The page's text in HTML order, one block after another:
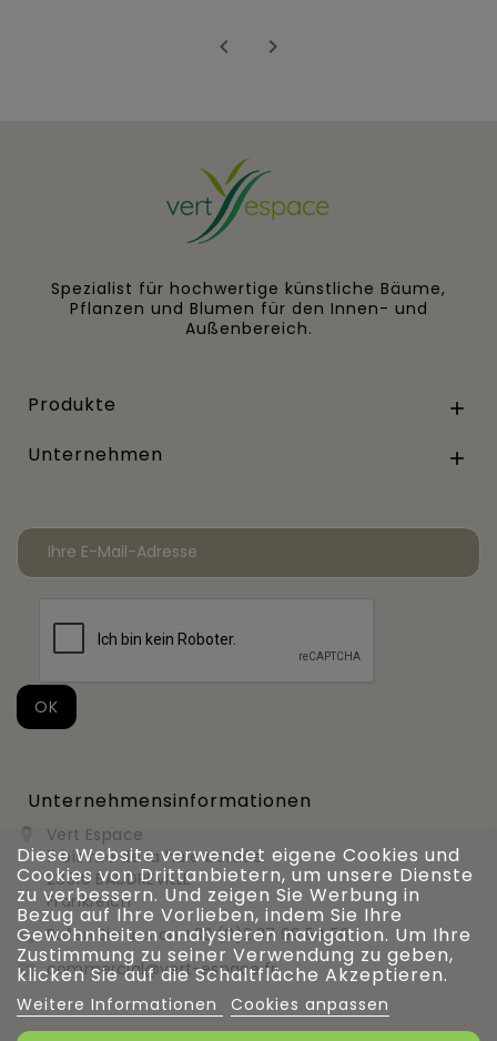
 
Spezialist für hochwertige künstliche Bäume,
Pflanzen und Blumen für den Innen- und
Außenbereich.
Produkte 
Unternehmen 
Unternehmensinformationen

Vert Espace
11 bis rue de la haie bardée
28310 BAUDREVILLE
Frankreich
 Rufen Sie uns an +33 (0)2 37 99 54 56
 commercial@vert-espace.fr
Diese Website verwendet eigene Cookies und
Cookies von Drittanbietern, um unsere Dienste
zu verbessern. Und zeigen Sie Werbung in
Bezug auf Ihre Vorlieben, indem Sie Ihre
Gewohnheiten analysieren navigation. Um Ihre
Zustimmung zu seiner Verwendung zu geben,
klicken Sie auf die Schaltfläche Akzeptieren.
Weitere Informationen Cookies anpassen